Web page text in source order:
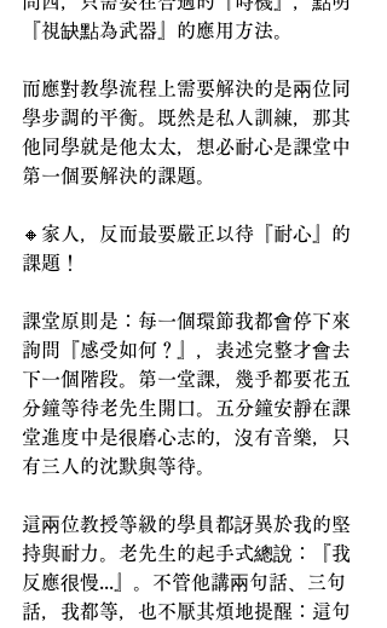
『視缺點為武器』的應用方法。
而應對教學流程上需要解決的是兩位同
學步調的平衡。既然是私人訓練，那其
他同學就是他太太，想必耐心是課堂中
第一個要解決的課題。
🔸家人，反而最要嚴正以待『耐心』的
課題！
課堂原則是：每一個環節我都會停下來
詢問『感受如何？』，表述完整才會去
下一個階段。第一堂課，幾乎都要花五
分鐘等待老先生開口。五分鐘安靜在課
堂進度中是很磨心志的，沒有音樂，只
有三人的沈默與等待。
這兩位教授等級的學員都訝異於我的堅
持與耐力。老先生的起手式總說：『我
反應很慢...』。不管他講兩句話、三句
話，我都等，也不厭其煩地提醒：這句